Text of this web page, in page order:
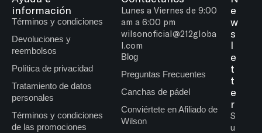
información
Términos y condiciones
Devoluciones y
reembolsos
Política de privacidad
Tratamiento de datos
personales
Términos y condiciones
de las promociones
Lunes a Viernes de 9:00
am a 6:00 pm
wilsonoficial@212globa
l.com
Blog
Preguntas Frecuentes
Canchas de pádel
Conviértete en Afiliado de
Wilson
e
w
s
l
e
t
t
e
r
S
u